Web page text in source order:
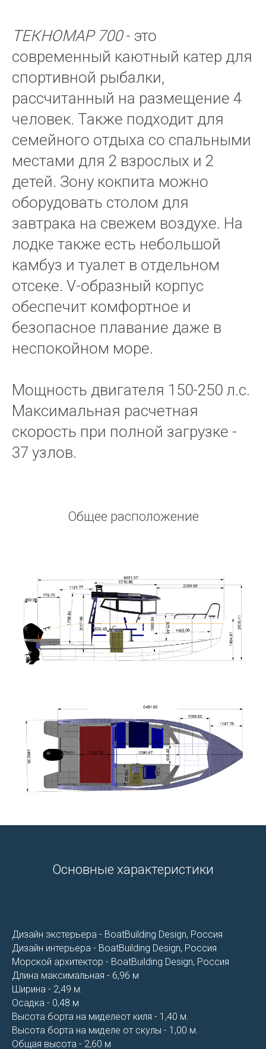
ТЕКНОМАР 700- это
современный каютный катер для
спортивной рыбалки,
рассчитанный на размещение 4
человек. Также подходит для
семейного отдыха со спальными
местами для 2 взрослых и 2
детей. Зону кокпита можно
оборудовать столом для
завтрака на свежем воздухе. На
лодке также есть небольшой
камбуз и туалет в отдельном
отсеке. V-образный корпус
обеспечит комфортное и
безопасное плавание даже в
неспокойном море.
Мощность двигателя 150-250 л.с.
Максимальная расчетная
скорость при полной загрузке -
37 узлов.
Общее расположение
Основные характеристики
Дизайн экстерьера - BoatBuilding​ Design, Россия
Дизайн интерьера - BoatBuilding​ Design, Россия
Морской архитектор - BoatBuilding​ Design, Россия
Длина максимальная - 6,96 м
Ширина - 2,49 м.
Осадка - 0,48 м
Высота борта на миделеот киля - 1,40 м.
Высота борта на миделе от скулы - 1,00 м.
Общая высота - 2,60 м